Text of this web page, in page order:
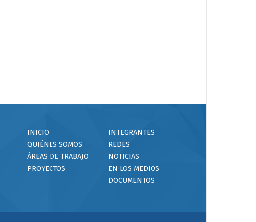
INICIO
QUIÉNES SOMOS
ÁREAS DE TRABAJO
PROYECTOS
INTEGRANTES
REDES
NOTICIAS
EN LOS MEDIOS
DOCUMENTOS